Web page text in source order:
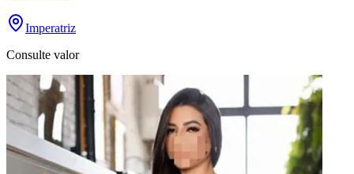
Imperatriz
Consulte valor